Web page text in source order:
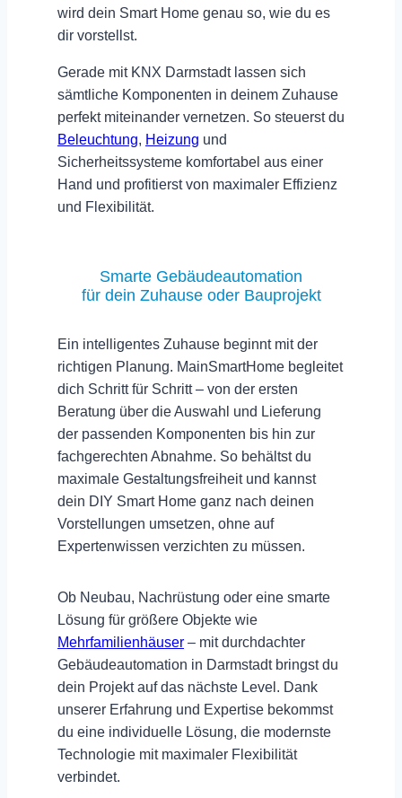
wird dein Smart Home genau so, wie du es
dir vorstellst.
Gerade mit KNX Darmstadtlassen sich
sämtliche Komponenten in deinem Zuhause
perfekt miteinander vernetzen. So steuerst du
Beleuchtung, Heizung und
Sicherheitssysteme komfortabel aus einer
Hand und profitierst von maximaler Effizienz
und Flexibilität.
Smarte Gebäudeautomation
für dein Zuhause oder Bauprojekt
Ein intelligentes Zuhause beginnt mit der
richtigen Planung. MainSmartHome begleitet
dich Schritt für Schritt – von der ersten
Beratung über die Auswahl und Lieferung
der passenden Komponenten bis hin zur
fachgerechten Abnahme. So behältst du
maximale Gestaltungsfreiheit und kannst
dein DIY Smart Home ganz nach deinen
Vorstellungen umsetzen, ohne auf
Expertenwissen verzichten zu müssen.
Ob Neubau, Nachrüstung oder eine smarte
Lösung für größere Objekte wie
Mehrfamilienhäuser – mit durchdachter
Gebäudeautomation in Darmstadtbringst du
dein Projekt auf das nächste Level. Dank
unserer Erfahrung und Expertise bekommst
du eine individuelle Lösung, die modernste
Technologie mit maximaler Flexibilität
verbindet.